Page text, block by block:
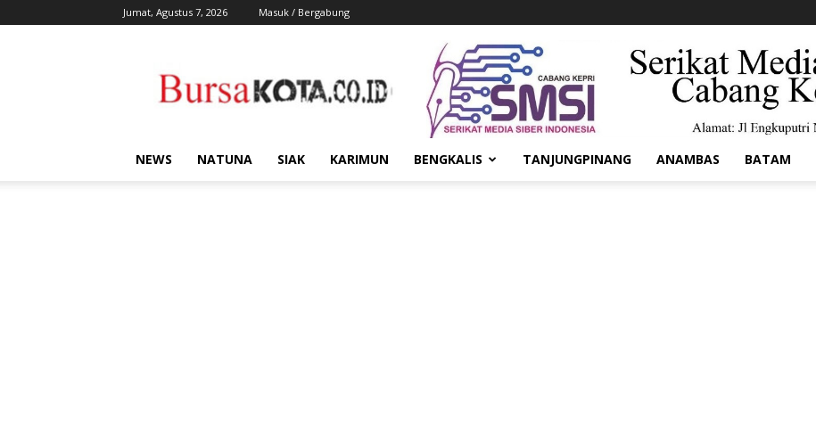
Jumat, Agustus 7, 2026 Masuk / Bergabung
Kota
NEWS NATUNA SIAK KARIMUN BENGKALIS TANJUNGPINANG ANAMBAS BATAM